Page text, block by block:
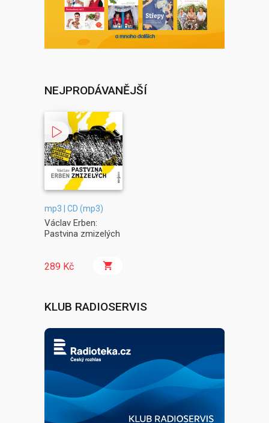
NEJPRODÁVANĚJŠÍ
mp3 | CD (mp3)
Václav Erben:
Pastvina zmizelých
289 Kč
KLUB RADIOSERVIS